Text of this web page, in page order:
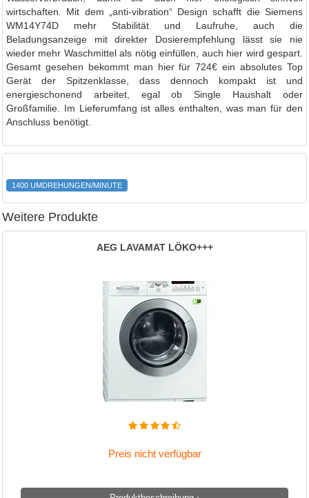
wirtschaften. Mit dem „anti-vibration“ Design schafft die Siemens
WM14Y74D mehr Stabilität und Laufruhe, auch die
Beladungsanzeige mit direkter Dosierempfehlung lässt sie nie
wieder mehr Waschmittel als nötig einfüllen, auch hier wird gespart.
Gesamt gesehen bekommt man hier für 724€ ein absolutes Top
Gerät der Spitzenklasse, dass dennoch kompakt ist und
energieschonend arbeitet, egal ob Single Haushalt oder
Großfamilie. Im Lieferumfang ist alles enthalten, was man für den
Anschluss benötigt.
1400 UMDREHUNGEN/MINUTE
Weitere Produkte
AEG LAVAMAT LÖKO+++
Preis nicht verfügbar